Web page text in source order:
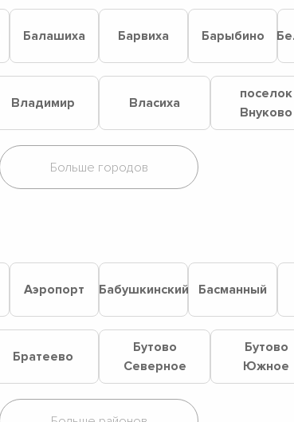
Балашиха Барвиха Барыбино
Владимир Власиха
поселок
Внуково
Аэропорт Бабушкинский Басманный
Братеево
Бутово
Северное
Бутово
Южное